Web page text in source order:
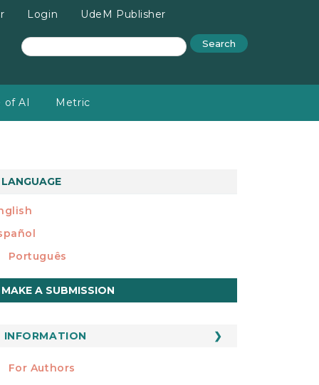
Login UdeM Publisher
of AI Metric
Search
LANGUAGE
Português
MAKE A SUBMISSION
INFORMATION
For Authors